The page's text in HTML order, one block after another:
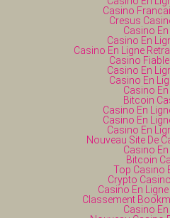
Casino
Cresus
Casino
Casino En
Casino En Ligne
Casino
Casino En
Casino En
Casino
Bitcoin
Casino En
Casino En
Casino En
Nouveau Site De
Casino
Bitcoin
Top Casino
Crypto
Casino En Ligne
Classement
Casino